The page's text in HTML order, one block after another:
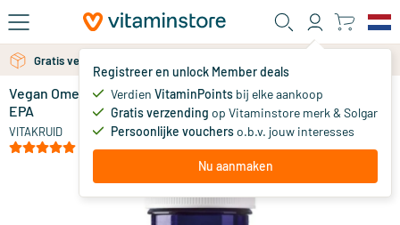
Ga naar de hoofdinhoud
Registreer en unlock Member deals
Verdien VitaminPoints bij elke aankoop
Gratis verzending op Vitaminstore merk & Solgar
Persoonlijke voucherso.b.v. jouw interesses
Nu aanmaken
Gratis persoonlijk advies via chat of email
Vegan Omega 3 1000 Triglyceriden 300 DHA 100
EPA
VITAKRUID
59.